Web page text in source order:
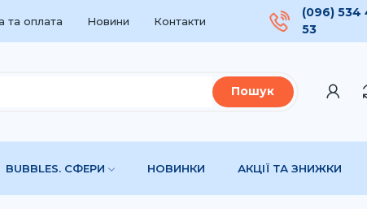
та оплата Новини Контакти
(096) 534
53
Пошук
BUBBLES. СФЕРИ НОВИНКИ АКЦІЇ ТА ЗНИЖКИ